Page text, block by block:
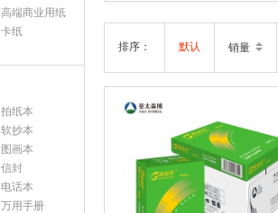
高端商业用纸
卡纸
拍纸本
软抄本
图画本
信封
电话本
万用手册
排序： 默认 销量